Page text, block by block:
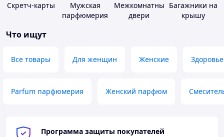
Скретч-карты
Мужская
парфюмерия
Межкомнатные
двери
Багажники на
крышу
Что ищут
Все товары Для женщин Женские Здоровье
Parfum парфюмерия Женский парфюм
Программа защиты покупателей